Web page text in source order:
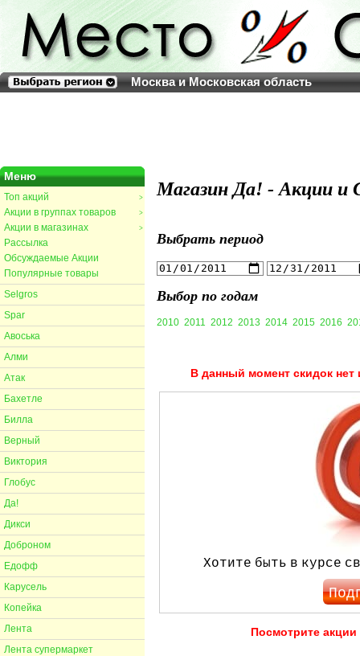
Москва и Московская область
Меню
>
Топ акций
>
Акции в группах товаров
>
Акции в магазинах
Рассылка
Обсуждаемые Акции
Популярные товары
Selgros
Spar
Авоська
Алми
Атак
Бахетле
Билла
Верный
Виктория
Глобус
Да!
Дикси
Доброном
Едофф
Карусель
Копейка
Лента
Лента супермаркет
Магазин Да! - Акции и
Выбрать период
Выбор по годам
2010 2011 2012 2013 2014 2015 2016
В данный момент скидок нет
Хотите быть в курсе
Посмотрите